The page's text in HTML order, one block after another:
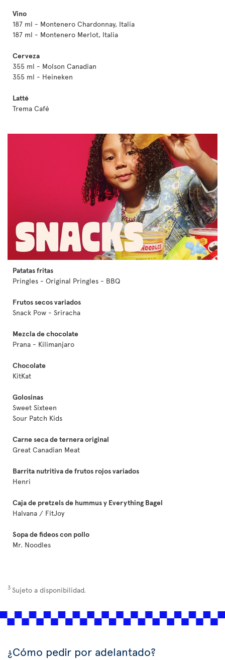
Vino
187 ml - Montenero Chardonnay, Italia
187 ml - Montenero Merlot, Italia
Cerveza
355 ml - Molson Canadian
355 ml - Heineken
Latté
Trema Café
Patatas fritas
Pringles - Original Pringles - BBQ
Frutos secos variados
Snack Pow - Sriracha
Mezcla de chocolate
Prana - Kilimanjaro
Chocolate
KitKat
Golosinas
Sweet Sixteen
Sour Patch Kids
Carne seca de ternera original
Great Canadian Meat
Barrita nutritiva de frutos rojos variados
Henri
Caja de pretzels de hummus y Everything Bagel
Halvana / FitJoy
Sopa de fideos con pollo
Mr. Noodles
3 Sujeto a disponibilidad.
¿Cómo pedir por adelantado?